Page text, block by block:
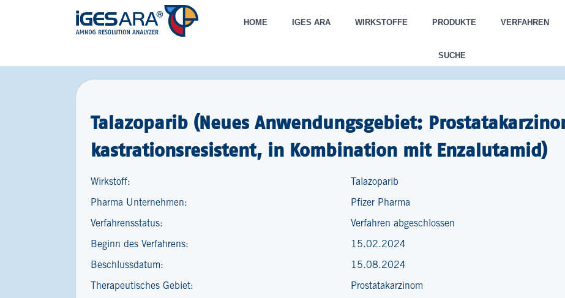
HOME IGES ARA WIRKSTOFFE PRODUKTE VERFAHREN
SUCHE
Talazoparib (Neues Anwendungsgebiet:
kastrationsresistent, in Kombination mit Enzalutamid)
Wirkstoff: Talazoparib
Pharma Unternehmen: Pfizer Pharma
Verfahrensstatus: Verfahren abgeschlossen
Beginn des Verfahrens: 15.02.2024
Beschlussdatum: 15.08.2024
Therapeutisches Gebiet: Prostatakarzinom